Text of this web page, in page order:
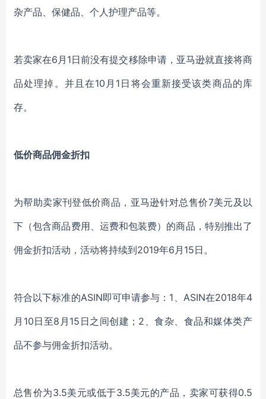
杂产品、保健品、个人护理产品等。
若卖家在6月1日前没有提交移除申请，亚马逊就直接将商
品处理掉。并且在10月1日将会重新接受该类商品的库
存。
低价商品佣金折扣
为帮助卖家刊登低价商品，亚马逊针对总售价7美元及以
下（包含商品费用、运费和包装费）的商品，特别推出了
佣金折扣活动，活动将持续到2019年6月15日。
符合以下标准的ASIN即可申请参与：1、ASIN在2018年4
月10日至8月15日之间创建；2、食杂、食品和媒体类产
品不参与佣金折扣活动。
总售价为3.5美元或低于3.5美元的产品，卖家可获得0.5